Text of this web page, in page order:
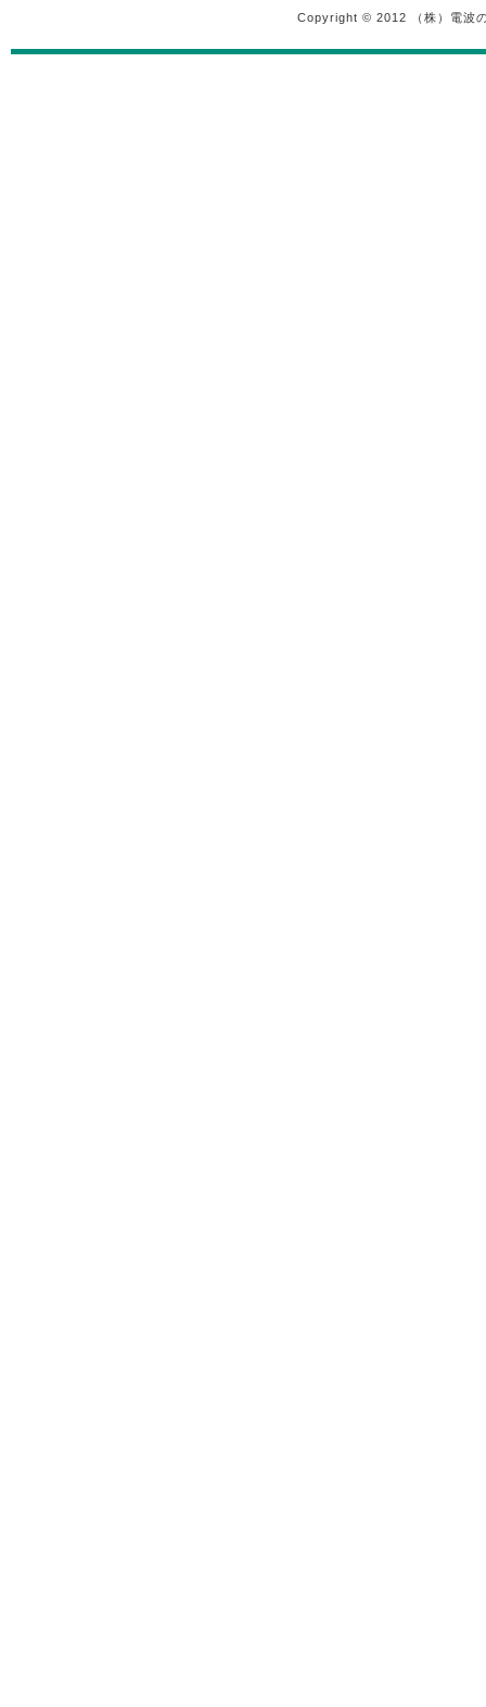
Copyright © 2012 （株）電波